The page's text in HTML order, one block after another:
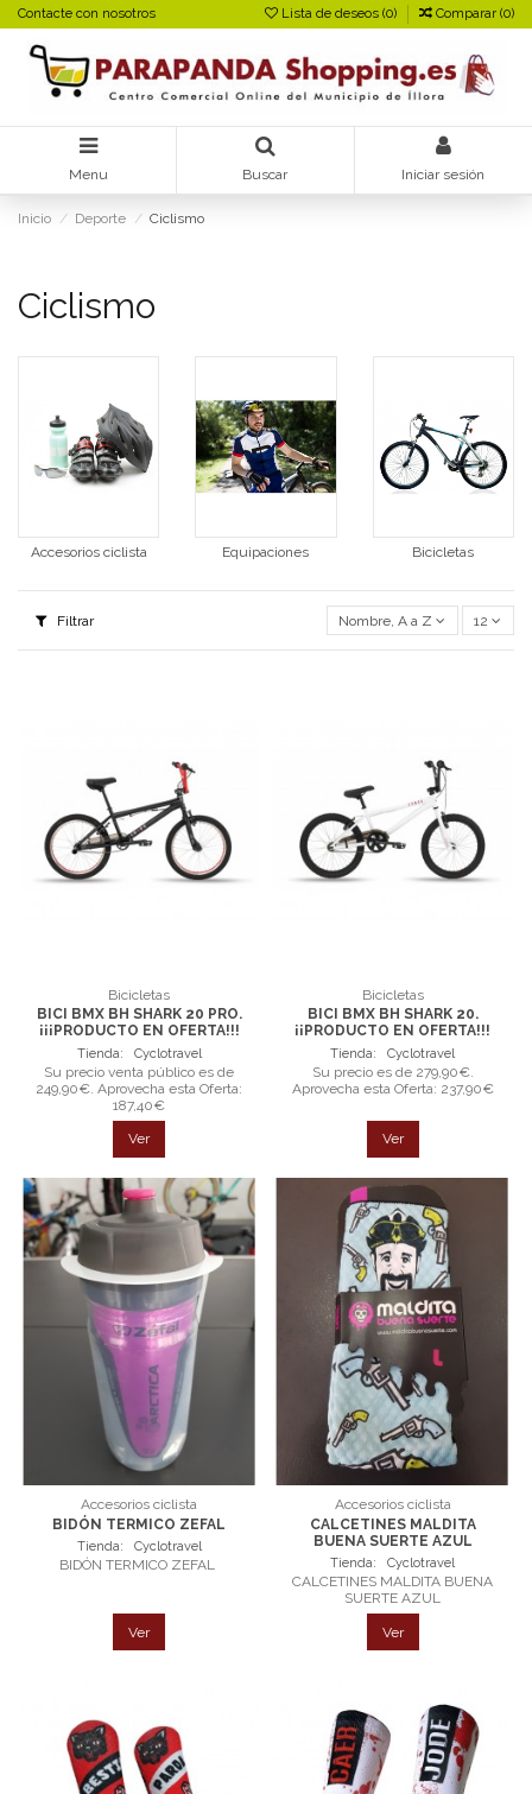
Contacte con nosotros Lista de deseos (0) Comparar (0)
Menu Buscar Iniciar sesión
Inicio Deporte Ciclismo
Ciclismo
Accesorios ciclista Equipaciones Bicicletas
Filtrar Nombre, A a Z 12
Bicicletas
BICI BMX BH SHARK 20 PRO.
¡¡¡PRODUCTO EN OFERTA!!!
Tienda: Cyclotravel
Su precio venta público es de
249,90€. Aprovecha esta Oferta:
187,40€
Ver
Bicicletas
BICI BMX BH SHARK 20.
¡¡PRODUCTO EN OFERTA!!!
Tienda: Cyclotravel
Su precio es de 279,90€.
Aprovecha esta Oferta: 237,90€
Ver
Accesorios ciclista
BIDÓN TERMICO ZEFAL
Tienda: Cyclotravel
BIDÓN TERMICO ZEFAL
Ver
Accesorios ciclista
CALCETINES MALDITA
BUENA SUERTE AZUL
Tienda: Cyclotravel
CALCETINES MALDITA BUENA
SUERTE AZUL
Ver